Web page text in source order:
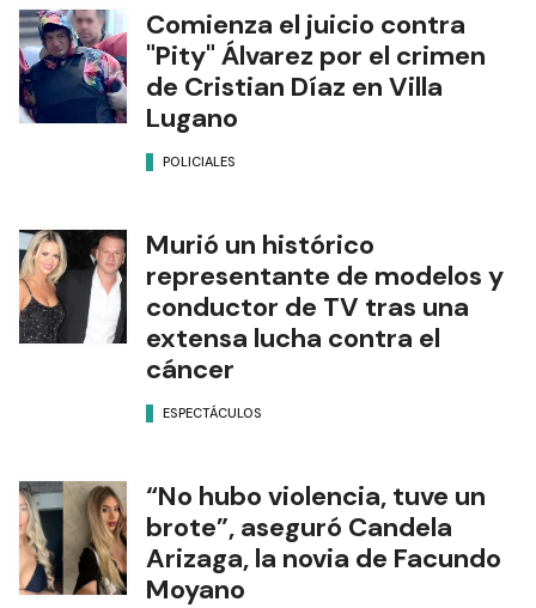
Comienza el juicio contra
"Pity" Álvarez por el crimen
de Cristian Díaz en Villa
Lugano
POLICIALES
Murió un histórico
representante de modelos y
conductor de TV tras una
extensa lucha contra el
cáncer
ESPECTÁCULOS
“No hubo violencia, tuve un
brote”, aseguró Candela
Arizaga, la novia de Facundo
Moyano